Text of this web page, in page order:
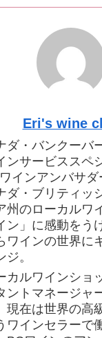
Eri's wine
ダ・バンクーバ
ンサービススペ
インアンバサダ
ダ・ブリティッ
州のローカルワ
ン」に感動をう
ワインの世界に
ジ。
カルワインショ
ントマネージャ
現在は世界の高
ワインセラーで